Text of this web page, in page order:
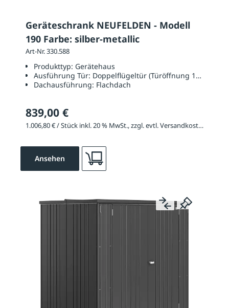
Geräteschrank NEUFELDEN - Modell
190 Farbe: silber-metallic
Art-Nr. 330.588
Produkttyp: Gerätehaus
Ausführung Tür: Doppelflügeltür (Türöffnung 1350 x
Dachausführung: Flachdach
839,00 €
1.006,80 € / Stück inkl. 20 % MwSt., zzgl. evtl. Versandkosten
Ansehen